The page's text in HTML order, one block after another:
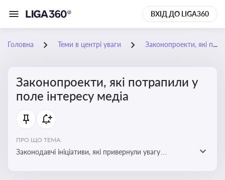
ВХІД ДО LIGA360
Головна Теми в центрі уваги Законопроекти, які потрапили у поле інтересу медіа
Законопроекти, які потрапили у
поле інтересу медіа
ПРО ЩО ТЕМА:
Законодавчі ініціативи, які привернули увагу